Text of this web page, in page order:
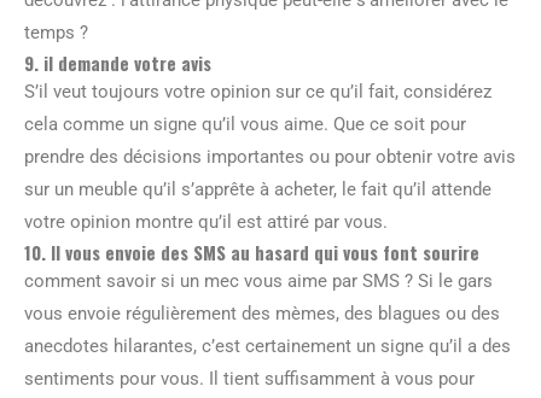
temps ?
9. il demande votre avis
S’il veut toujours votre opinion sur ce qu’il fait, considérez
cela comme un signe qu’il vous aime. Que ce soit pour
prendre des décisions importantes ou pour obtenir votre avis
sur un meuble qu’il s’apprête à acheter, le fait qu’il attende
votre opinion montre qu’il est attiré par vous.
10. Il vous envoie des SMS au hasard qui vous font sourire
comment savoir si un mec vous aime par SMS ? Si le gars
vous envoie régulièrement des mèmes, des blagues ou des
anecdotes hilarantes, c’est certainement un signe qu’il a des
sentiments pour vous. Il tient suffisamment à vous pour